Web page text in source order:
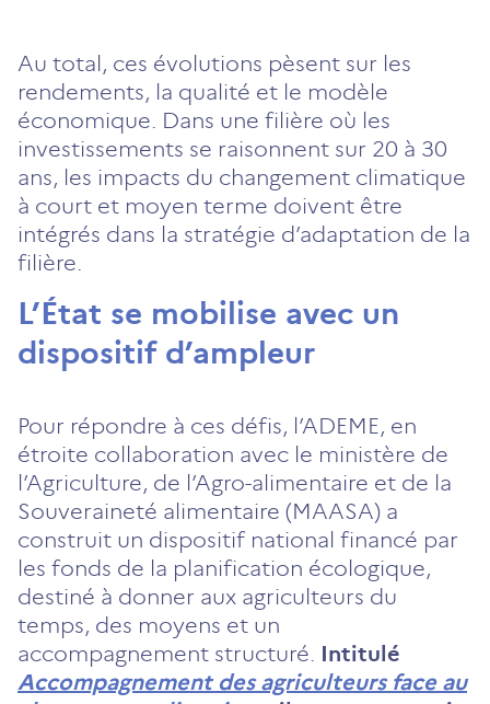
Au total, ces évolutions pèsent sur les
rendements, la qualité et le modèle
économique. Dans une filière où les
investissements se raisonnent sur 20 à 30
ans, les impacts du changement climatique
à court et moyen terme doivent être
intégrés dans la stratégie d’adaptation de la
filière.
L’État se mobilise avec un
dispositif d’ampleur
Pour répondre à ces défis, l’ADEME, en
étroite collaboration avec le ministère de
l’Agriculture, de l’Agro-alimentaire et de la
Souveraineté alimentaire (MAASA) a
construit un dispositif national financé par
les fonds de la planification écologique,
destiné à donner aux agriculteurs du
temps, des moyens et un
accompagnement structuré. Intitulé
Accompagnement des agriculteurs face au